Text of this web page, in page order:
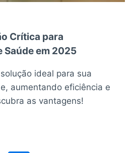
Crítica para
Saúde em 2025
ideal para sua
aumentando eficiência e
as vantagens!